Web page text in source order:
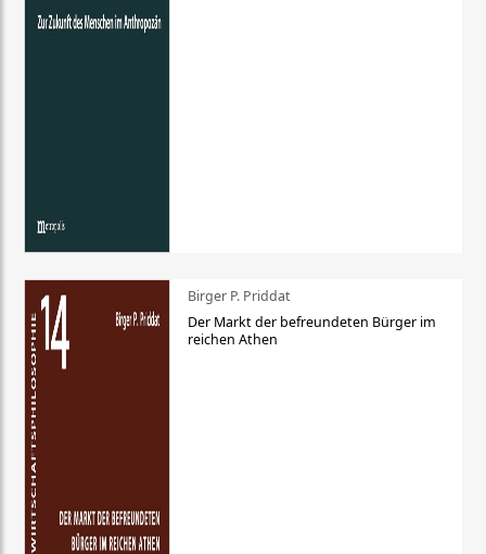
Birger P. Priddat
Der Markt der befreundeten Bürger im
reichen Athen